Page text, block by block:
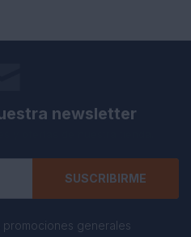
newsletter
SUSCRIBIRME
generales